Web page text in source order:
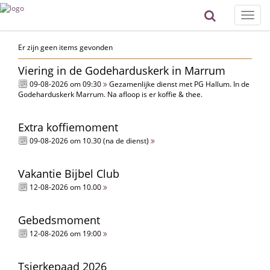
Toggle
Er zijn geen items gevonden
Viering in de Godeharduskerk in Marrum
09-08-2026 om 09:30
Gezamenlijke dienst met PG Hallum. In de
Godeharduskerk Marrum. Na afloop is er koffie & thee.
Extra koffiemoment
09-08-2026 om 10.30 (na de dienst)
Vakantie Bijbel Club
12-08-2026 om 10.00
Gebedsmoment
12-08-2026 om 19:00
Tsjerkepaad 2026